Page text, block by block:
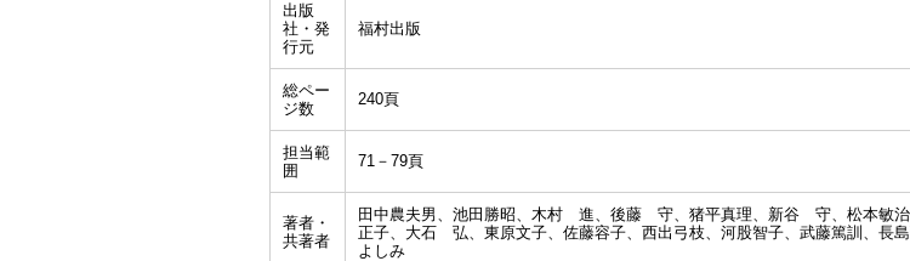
出版
社・発
行元
福村出版
総ペー
ジ数
240頁
担当範
囲
71－79頁
著者・
共著者
田中農夫男、池田勝昭、木村 進、後藤 守、猪平真理、新谷 守、松本敏治
正子、大石 弘、東原文子、佐藤容子、西出弓枝、河股智子、武藤篤訓、長
よしみ